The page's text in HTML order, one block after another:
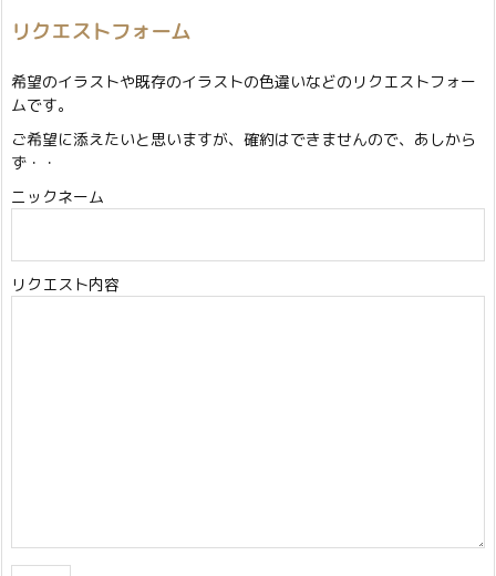
リクエストフォーム
希望のイラストや既存のイラストの色違いなどのリクエストフォー
ムです。
ご希望に添えたいと思いますが、確約はできませんので、あしから
ず・・
ニックネーム
リクエスト内容